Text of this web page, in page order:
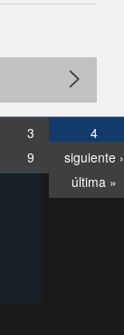
3
4
9
siguiente ›
última »